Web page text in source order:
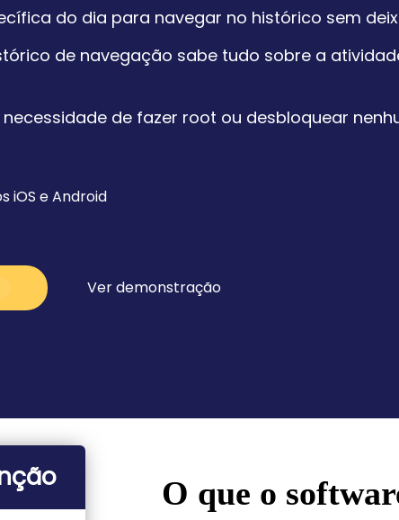
do dia para navegar no histórico sem
de navegação sabe tudo sobre a
necessidade de fazer root ou desbloquear
iOS e Android
Ver demonstração
O que o